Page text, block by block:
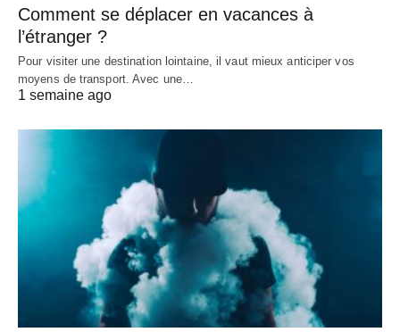
Comment se déplacer en vacances à
l’étranger ?
Pour visiter une destination lointaine, il vaut mieux anticiper vos
moyens de transport. Avec une…
1 semaine ago